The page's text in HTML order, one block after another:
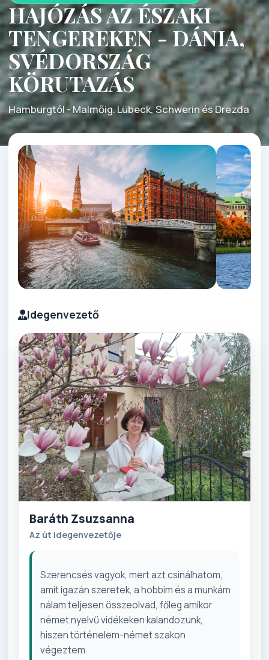
HAJÓZÁS AZ ÉSZAKI
TENGEREKEN - DÁNIA,
SVÉDORSZÁG
KÖRUTAZÁS
Hamburgtól - Malmőig. Lübeck, Schwerin és Drezda
Idegenvezető
Baráth Zsuzsanna
Az út idegenvezetője
Szerencsés vagyok, mert azt csinálhatom,
amit igazán szeretek, a hobbim és a munkám
nálam teljesen összeolvad, főleg amikor
német nyelvű vidékeken kalandozunk,
hiszen történelem-német szakon
végeztem.